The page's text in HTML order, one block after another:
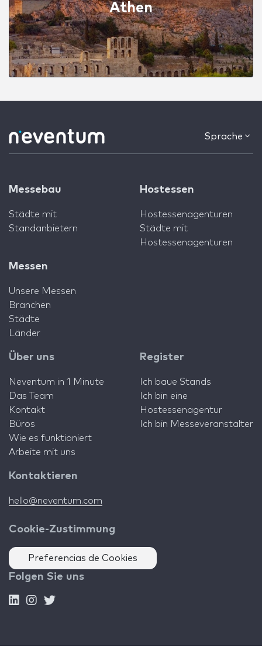
Athen
Sprache
Messebau
Städte mit
Standanbietern
Hostessen
Hostessenagenturen
Städte mit
Hostessenagenturen
Messen
Unsere Messen
Branchen
Städte
Länder
Über uns
Neventum in 1 Minute
Das Team
Kontakt
Büros
Wie es funktioniert
Arbeite mit uns
Register
Ich baue Stands
Ich bin eine
Hostessenagentur
Ich bin Messeveranstalter
Kontaktieren
hello@neventum.com
Cookie-Zustimmung
Preferencias de Cookies
Folgen Sie uns